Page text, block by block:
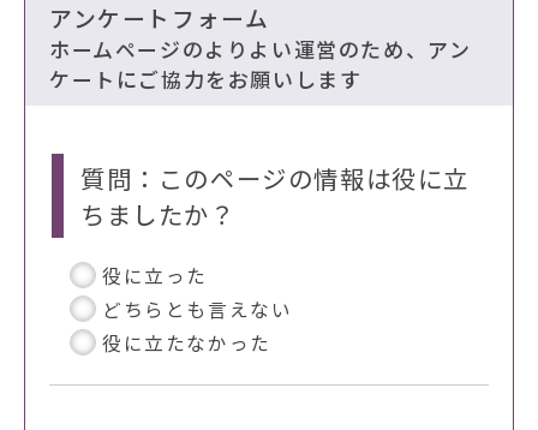
アンケートフォーム
ホームページのよりよい運営のため、アン
ケートにご協力をお願いします
質問：このページの情報は役に立
ちましたか？
役に立った
どちらとも言えない
役に立たなかった